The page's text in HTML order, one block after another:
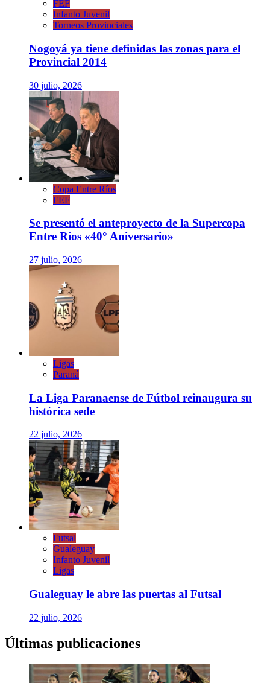
FEF
Infanto Juvenil
Torneos Provinciales
Nogoyá ya tiene definidas las zonas para el
Provincial 2014
30 julio, 2026
Copa Entre Ríos
FEF
Se presentó el anteproyecto de la Supercopa
Entre Ríos «40° Aniversario»
27 julio, 2026
Ligas
Paraná
La Liga Paranaense de Fútbol reinaugura su
histórica sede
22 julio, 2026
Futsal
Gualeguay
Infanto Juvenil
Ligas
Gualeguay le abre las puertas al Futsal
22 julio, 2026
Últimas publicaciones